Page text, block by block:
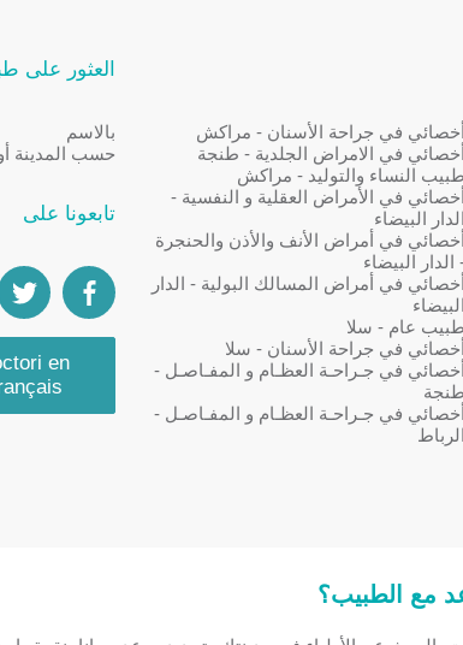
أخصائي في جراحة الأسنان - مراكش
أخصائي في الامراض الجلدية - طنجة
طبيب النساء والتوليد - مراكش
أخصائي في الأمراض العقلية و النفسية -
الدار البيضاء
أخصائي في أمراض الأنف والأذن والحنجرة
الدار البيضاء
أخصائي في أمراض المسالك البولية - الدار
البيضاء
طبيب عام - سلا
أخصائي في جراحة الأسنان - سلا
أخصائي في جـراحـة العظـام و المفـاصـل -
طنجة
أخصائي في جـراحـة العظـام و المفـاصـل -
الرباط
العثور على
بالاسم
حسب المدينة
تابعونا على
en
مع الطبيب؟